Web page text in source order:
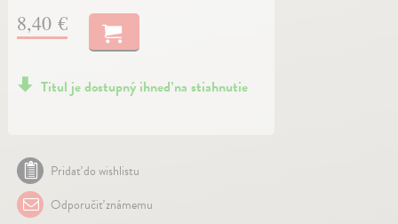
8,40 €
Titul je dostupný ihneď na stiahnutie
Pridať do wishlistu
Odporučiť známemu